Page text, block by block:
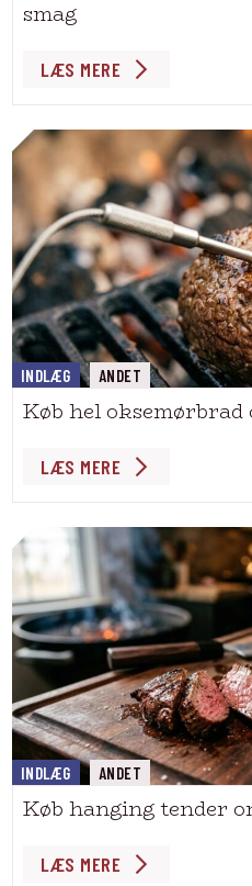
smag
LÆS MERE
INDLÆG ANDET
Køb hel
LÆS MERE
INDLÆG ANDET
Køb hanging tender
LÆS MERE